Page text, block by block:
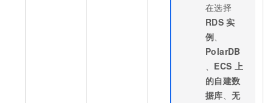
在选择
RDS 实
例、
PolarDB
、 ECS 上
的自建数
据库、无